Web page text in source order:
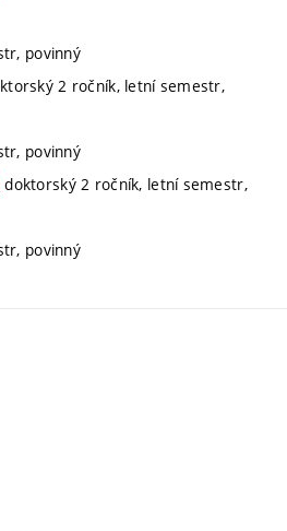
povinný
2 ročník, letní semestr,
povinný
doktorský 2 ročník, letní semestr,
povinný